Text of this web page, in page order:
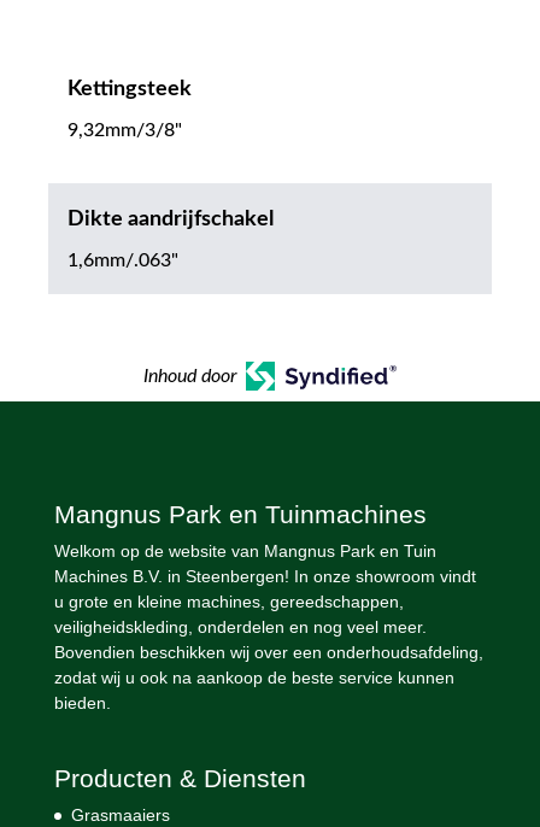
Kettingsteek
9,32mm/3/8"
Dikte aandrijfschakel
1,6mm/.063"
Inhoud door
Mangnus Park en Tuinmachines
Welkom op de website van Mangnus Park en Tuin
Machines B.V. in Steenbergen! In onze showroom vindt
u grote en kleine machines, gereedschappen,
veiligheidskleding, onderdelen en nog veel meer.
Bovendien beschikken wij over een onderhoudsafdeling,
zodat wij u ook na aankoop de beste service kunnen
bieden.
Producten & Diensten
Grasmaaiers